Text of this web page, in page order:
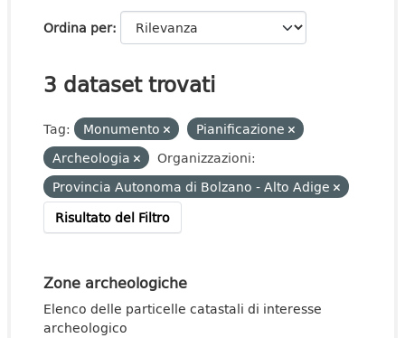
Ordina per
3 dataset trovati
Tag: Monumento
Pianificazione
Archeologia
Organizzazioni:
Provincia Autonoma di Bolzano - Alto Adige
Risultato del Filtro
Zone archeologiche
Elenco delle particelle catastali di interesse
archeologico